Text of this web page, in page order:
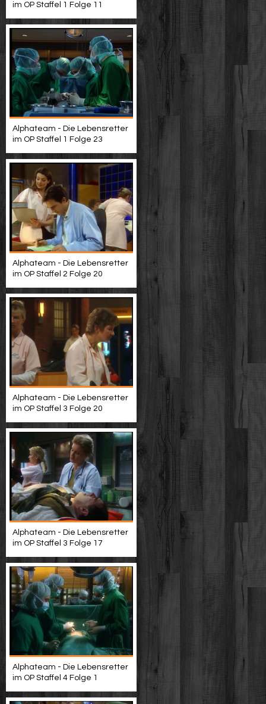
im OP Staffel 1 Folge 11
Alphateam - Die Lebensretter
im OP Staffel 1 Folge 23
Alphateam - Die Lebensretter
im OP Staffel 2 Folge 20
Alphateam - Die Lebensretter
im OP Staffel 3 Folge 20
Alphateam - Die Lebensretter
im OP Staffel 3 Folge 17
Alphateam - Die Lebensretter
im OP Staffel 4 Folge 1